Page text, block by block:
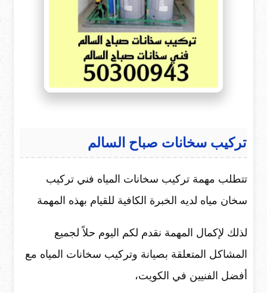
تركيب سخانات صباح السالم
تتطلب مهمة تركيب سخانات المياه فني تركيب
سخان مياه لديه الخبرة الكافية للقيام بهذه المهمة
لذلك لإكمال المهمة نقدم لكم اليوم حلاً لجميع
المشاكل المتعلقة بصيانة وتركيب سخانات المياه مع
أفضل الفنيين في الكويت،